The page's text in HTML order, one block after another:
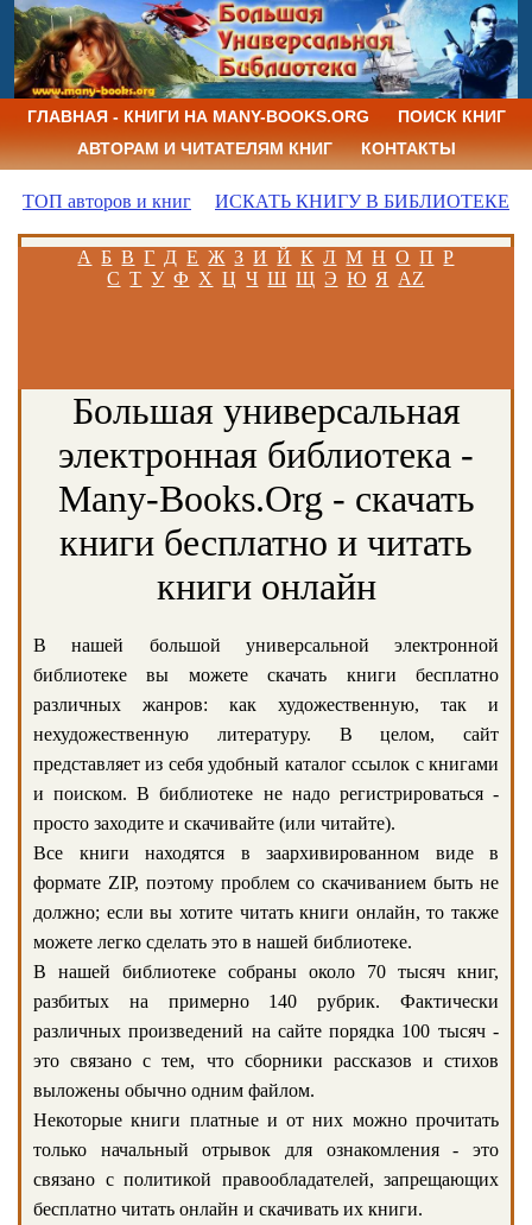
ГЛАВНАЯ - КНИГИ НА MANY-BOOKS.ORG
ПОИСК КНИГ
АВТОРАМ И ЧИТАТЕЛЯМ КНИГ
КОНТАКТЫ
ТОП авторов и книг ИСКАТЬ КНИГУ В БИБЛИОТЕКЕ
А Б В Г Д Е Ж З И Й К Л М Н О П Р
С Т У Ф Х Ц Ч Ш Щ Э Ю Я AZ
Большая универсальная
электронная библиотека -
Many-Books.Org - скачать
книги бесплатно и читать
книги онлайн
В нашей большой универсальной электронной
библиотеке вы можете скачать книги бесплатно
различных жанров: как художественную, так и
нехудожественную литературу. В целом, сайт
представляет из себя удобный каталог ссылок с книгами
и поиском. В библиотеке не надо регистрироваться -
просто заходите и скачивайте (или читайте).
Все книги находятся в заархивированном виде в
формате ZIP, поэтому проблем со скачиванием быть не
должно; если вы хотите читать книги онлайн, то также
можете легко сделать это в нашей библиотеке.
В нашей библиотеке собраны около 70 тысяч книг,
разбитых на примерно 140 рубрик. Фактически
различных произведений на сайте порядка 100 тысяч -
это связано с тем, что сборники рассказов и стихов
выложены обычно одним файлом.
Некоторые книги платные и от них можно прочитать
только начальный отрывок для ознакомления - это
связано с политикой правообладателей, запрещающих
бесплатно читать онлайн и скачивать их книги.